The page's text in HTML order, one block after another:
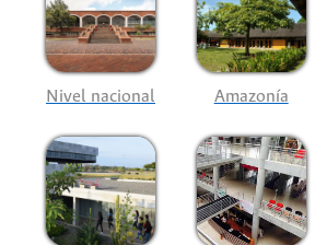
Nivel nacional Amazonía